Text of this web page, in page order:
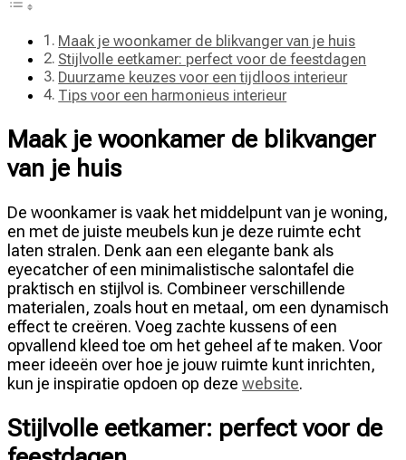
Maak je woonkamer de blikvanger van je huis
Stijlvolle eetkamer: perfect voor de feestdagen
Duurzame keuzes voor een tijdloos interieur
Tips voor een harmonieus interieur
Maak je woonkamer de blikvanger
van je huis
De woonkamer is vaak het middelpunt van je woning,
en met de juiste meubels kun je deze ruimte echt
laten stralen. Denk aan een elegante bank als
eyecatcher of een minimalistische salontafel die
praktisch en stijlvol is. Combineer verschillende
materialen, zoals hout en metaal, om een dynamisch
effect te creëren. Voeg zachte kussens of een
opvallend kleed toe om het geheel af te maken. Voor
meer ideeën over hoe je jouw ruimte kunt inrichten,
kun je inspiratie opdoen op deze website.
Stijlvolle eetkamer: perfect voor de